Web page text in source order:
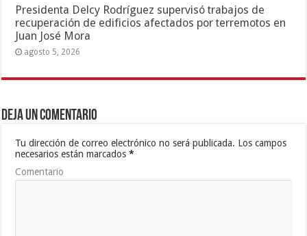
Presidenta Delcy Rodríguez supervisó trabajos de
recuperación de edificios afectados por terremotos en
Juan José Mora
agosto 5, 2026
Deja un comentario
Tu dirección de correo electrónico no será publicada. Los campos
necesarios están marcados*
Comentario